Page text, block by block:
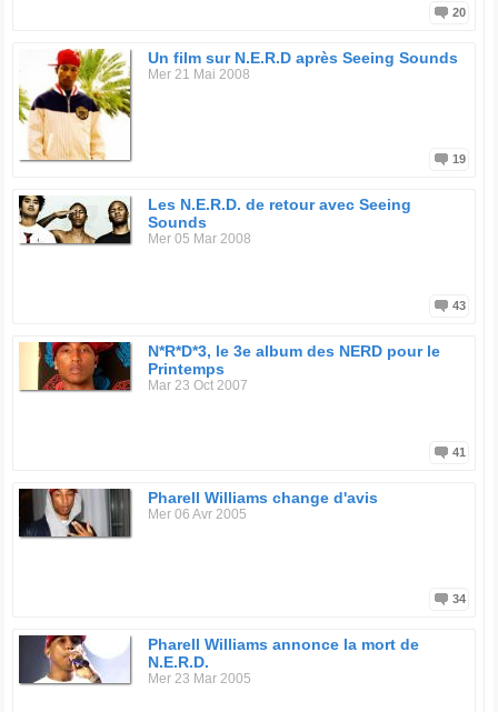
20
Un film sur N.E.R.D après Seeing Sounds
Mer 21 Mai 2008
19
Les N.E.R.D. de retour avec Seeing
Sounds
Mer 05 Mar 2008
43
N*R*D*3, le 3e album des NERD pour le
Printemps
Mar 23 Oct 2007
41
Pharell Williams change d'avis
Mer 06 Avr 2005
34
Pharell Williams annonce la mort de
N.E.R.D.
Mer 23 Mar 2005